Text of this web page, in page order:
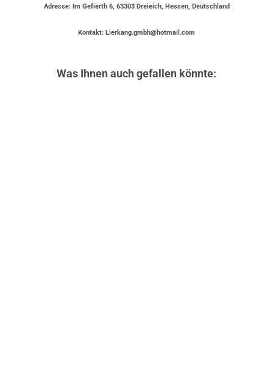
Adresse: Im Gefierth 6, 63303 Dreieich, Hessen, Deutschland
Kontakt: Lierkang.gmbh@hotmail.com
Was Ihnen auch gefallen könnte: